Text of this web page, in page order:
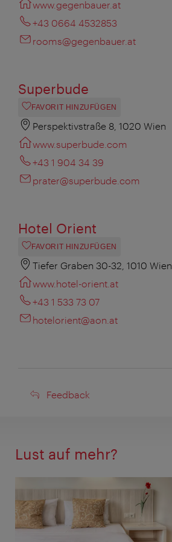
www.gegenbauer.at
+43 0664 4532853
rooms@gegenbauer.at
Superbude
FAVORIT HINZUFÜGEN
Perspektivstraße 8, 1020 Wien
www.superbude.com
+43 1 904 34 39
prater@superbude.com
Hotel Orient
FAVORIT HINZUFÜGEN
Tiefer Graben 30-32, 1010 Wien
www.hotel-orient.at
+43 1 533 73 07
hotelorient@aon.at
Feedback
Feedback
Lust auf mehr?